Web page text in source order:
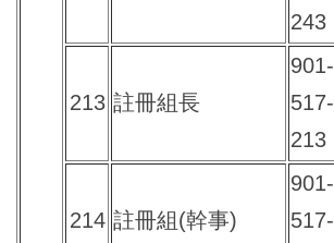
243
213 註冊組長
901-
517-
213
214 註冊組(幹事)
901-
517-